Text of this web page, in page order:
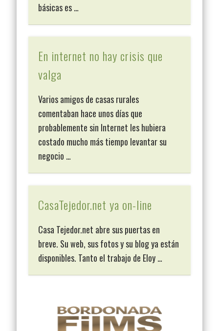
básicas es …
En internet no hay crisis que
valga
Varios amigos de casas rurales
comentaban hace unos días que
probablemente sin Internet les hubiera
costado mucho más tiempo levantar su
negocio …
CasaTejedor.net ya on-line
Casa Tejedor.net abre sus puertas en
breve. Su web, sus fotos y su blog ya están
disponibles. Tanto el trabajo de Eloy …